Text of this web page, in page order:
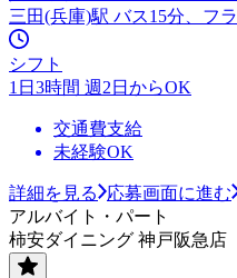
三田(兵庫)駅 バス15分、フ
シフト
1日3時間 週2日からOK
交通費支給
未経験OK
詳細を見る
応募画面に進む
アルバイト・パート
柿安ダイニング 神戸阪急店